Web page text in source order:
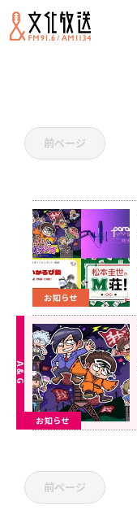
前ページ
お知らせ
お知らせ
前ページ